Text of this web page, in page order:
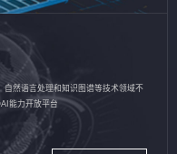
然语言处理和知识图谱等技术领域不
能力开放平台